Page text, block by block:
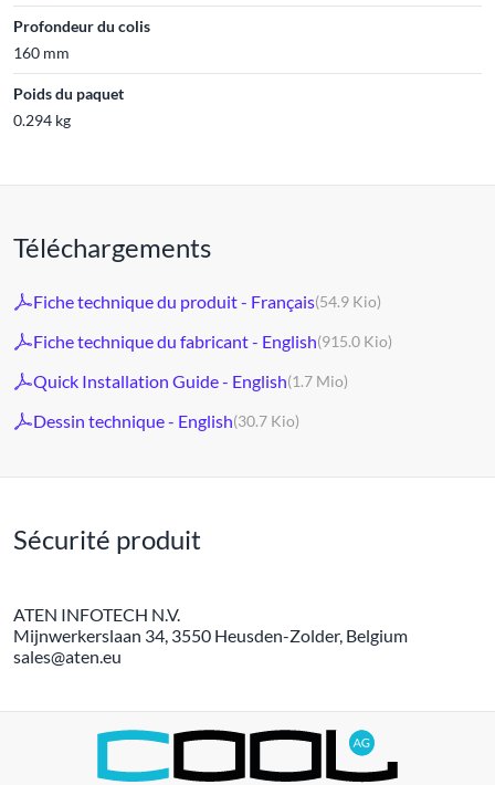
Profondeur du colis
160 mm
Poids du paquet
0.294 kg
Téléchargements
Fiche technique du produit - Français(54.9 Kio)
Fiche technique du fabricant - English(915.0 Kio)
Quick Installation Guide - English(1.7 Mio)
Dessin technique - English(30.7 Kio)
Sécurité produit
ATEN INFOTECH N.V.
Mijnwerkerslaan 34, 3550 Heusden-Zolder, Belgium
sales@aten.eu